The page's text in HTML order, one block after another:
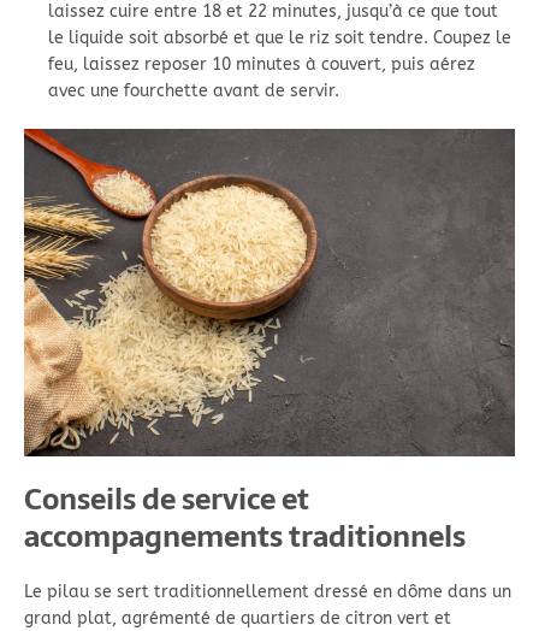
laissez cuire entre 18 et 22 minutes, jusqu’à ce que tout
le liquide soit absorbé et que le riz soit tendre. Coupez le
feu, laissez reposer 10 minutes à couvert, puis aérez
avec une fourchette avant de servir.
Conseils de service et
accompagnements traditionnels
Le pilau se sert traditionnellement dressé en dôme dans un
grand plat, agrémenté de quartiers de citron vert et